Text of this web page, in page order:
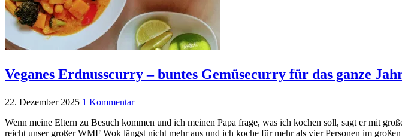
Veganes Erdnusscurry – buntes Gemüsecurry für das ganze
22. Dezember 2025 1 Kommentar
Wenn meine Eltern zu Besuch kommen und ich meinen Papa frage, was ich kochen soll, sagt er mit
reicht unser großer WMF Wok längst nicht mehr aus und ich koche für mehr als vier Personen im